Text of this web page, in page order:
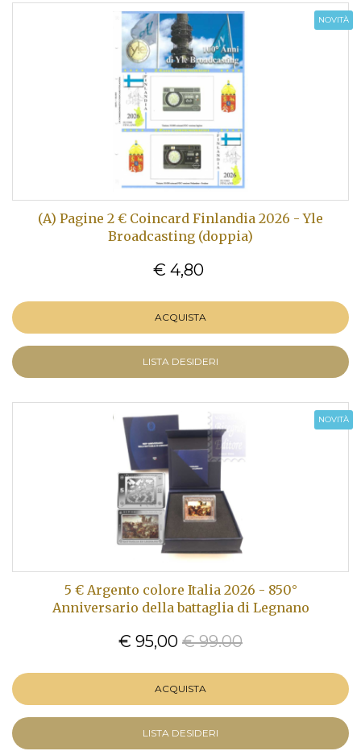
NOVITÀ
(A) Pagine 2 € Coincard Finlandia 2026 - Yle
Broadcasting (doppia)
€ 4,80
ACQUISTA
LISTA DESIDERI
NOVITÀ
5 € Argento colore Italia 2026 - 850°
Anniversario della battaglia di Legnano
€ 95,00 € 99.00
ACQUISTA
LISTA DESIDERI